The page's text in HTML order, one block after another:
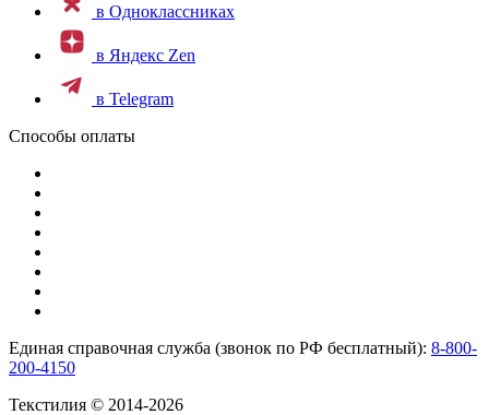
в Одноклассниках
в Яндекс Zen
в Telegram
Способы оплаты
Единая справочная служба (звонок по РФ бесплатный): 8-800-
200-4150
Текстилия © 2014-2026